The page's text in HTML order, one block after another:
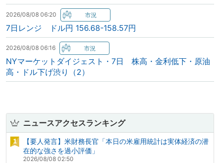
2026/08/08 06:20
7日レンジ ドル円 156.68-158.57円
2026/08/08 06:16
NYマーケットダイジェスト・7日 株高・金利低下・原油
高・ドル下げ渋り（2）
ニュースアクセスランキング
【要人発言】米財務長官「本日の米雇用統計は実体経済の潜
在的な強さを過小評価」
2026/08/08 02:50